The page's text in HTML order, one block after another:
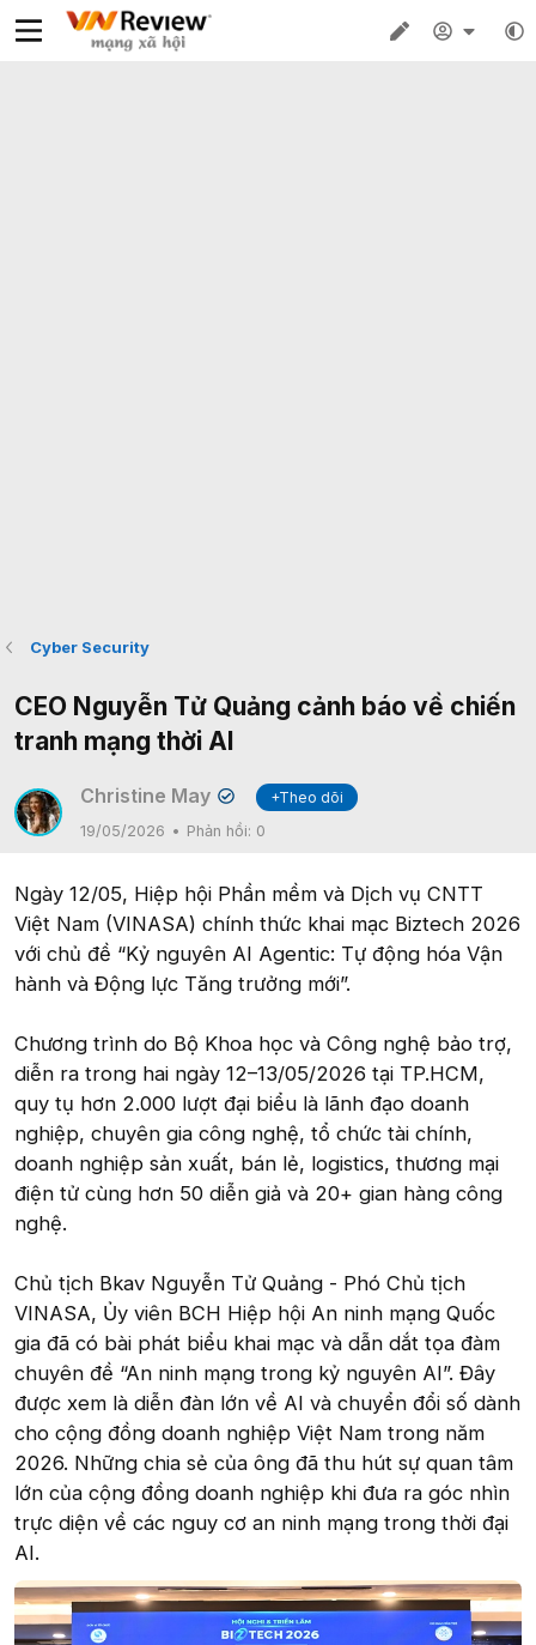
Cyber Security
CEO Nguyễn Tử Quảng cảnh báo về chiến
tranh mạng thời AI
Christine May ✔
+Theo dõi
19/05/2026
Phản hồi: 0
Ngày 12/05, Hiệp hội Phần mềm và Dịch vụ CNTT
Việt Nam (VINASA) chính thức khai mạc Biztech 2026
với chủ đề “Kỷ nguyên AI Agentic: Tự động hóa Vận
hành và Động lực Tăng trưởng mới”.
Chương trình do Bộ Khoa học và Công nghệ bảo trợ,
diễn ra trong hai ngày 12–13/05/2026 tại TP.HCM,
quy tụ hơn 2.000 lượt đại biểu là lãnh đạo doanh
nghiệp, chuyên gia công nghệ, tổ chức tài chính,
doanh nghiệp sản xuất, bán lẻ, logistics, thương mại
điện tử cùng hơn 50 diễn giả và 20+ gian hàng công
nghệ.
Chủ tịch Bkav Nguyễn Tử Quảng - Phó Chủ tịch
VINASA, Ủy viên BCH Hiệp hội An ninh mạng Quốc
gia đã có bài phát biểu khai mạc và dẫn dắt tọa đàm
chuyên đề “An ninh mạng trong kỷ nguyên AI”. Đây
được xem là diễn đàn lớn về AI và chuyển đổi số dành
cho cộng đồng doanh nghiệp Việt Nam trong năm
2026. Những chia sẻ của ông đã thu hút sự quan tâm
lớn của cộng đồng doanh nghiệp khi đưa ra góc nhìn
trực diện về các nguy cơ an ninh mạng trong thời đại
AI.